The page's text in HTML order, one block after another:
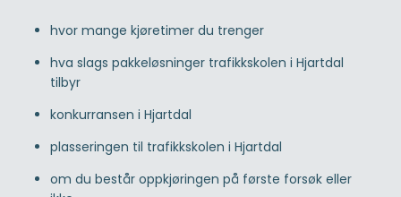
hvor mange kjøretimer du trenger
hva slags pakkeløsninger trafikkskolen i Hjartdal
tilbyr
konkurransen i Hjartdal
plasseringen til trafikkskolen i Hjartdal
om du består oppkjøringen på første forsøk eller